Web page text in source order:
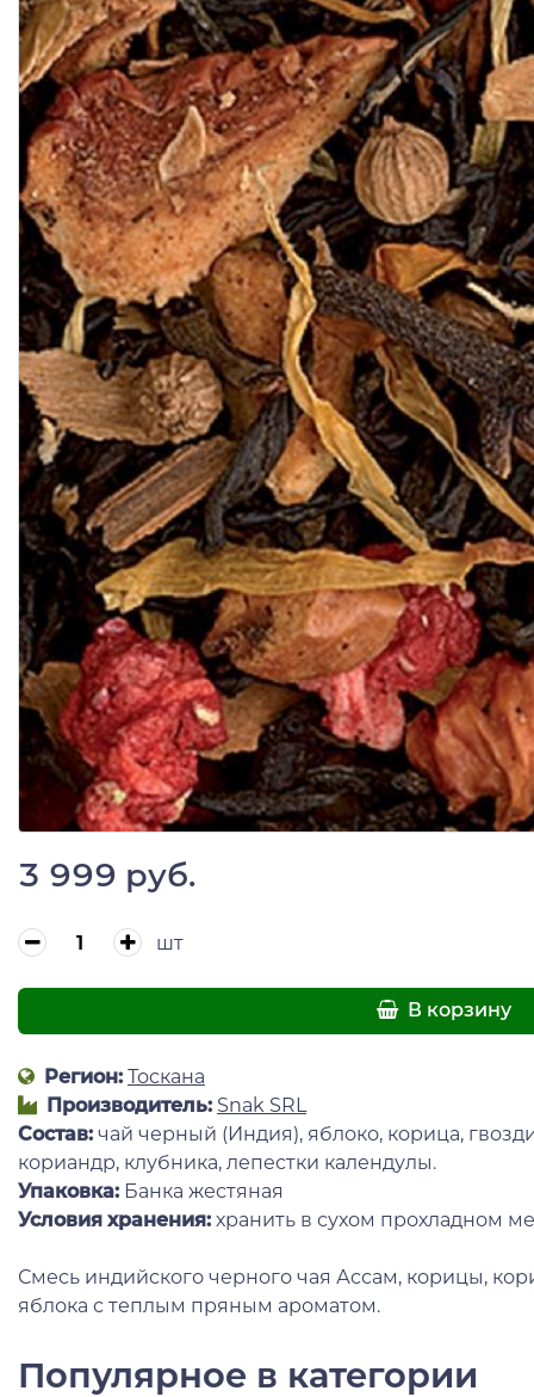
3 999 руб.
шт
В корзину
Регион: Тоскана
Производитель: Snak SRL
Состав: чай черный (Индия), яблоко, корица,
кориандр, клубника, лепестки календулы.
Упаковка: Банка жестяная
Условия хранения: хранить в сухом прохладном
Смесь индийского черного чая Ассам, корицы,
яблока с теплым пряным ароматом.
Популярное в категории